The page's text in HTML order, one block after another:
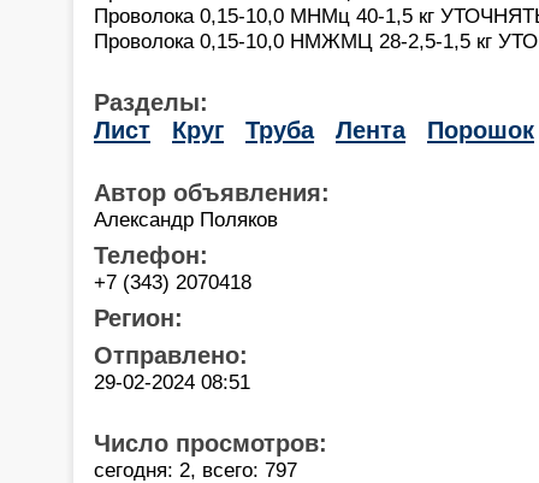
Проволока 0,15-10,0 МНМц 40-1,5 кг
Проволока 0,15-10,0 НМЖМЦ 28-2,5-1,5 кг
Разделы:
Лист
Круг Труба Лента Порошок
Автор объявления:
Александр Поляков
Телефон:
+7 (343) 2070418
Регион:
Отправлено:
29-02-2024 08:51
Число просмотров:
сегодня: 2, всего: 797